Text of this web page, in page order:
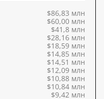
$86,83 млн
$60,00 млн
$41,8 млн
$28,16 млн
$18,59 млн
$14,85 млн
$14,51 млн
$12,09 млн
$10,88 млн
$10,84 млн
$9,42 млн